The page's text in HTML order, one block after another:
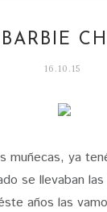
BARBIE
16.10.15
muñecas, ya
se llevaban
años las